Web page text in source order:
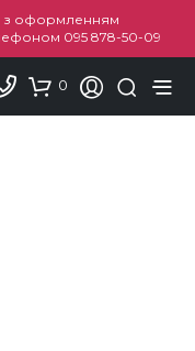
з оформленням
095 878-50-09
0